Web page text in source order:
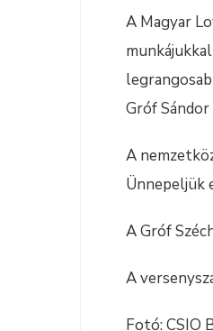
A Magyar
Gróf
A
Ünnepeljük
A Gróf
A
Fotó: CSIO